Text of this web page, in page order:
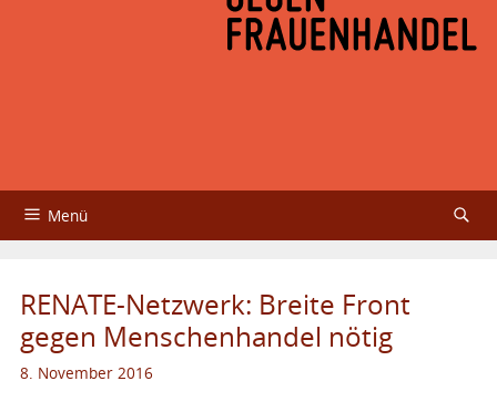
Menü
Über das Aktionsbündnis
Fachtagungen
RENATE-Netzwerk: Breite Front
gegen Menschenhandel nötig
8. November 2016